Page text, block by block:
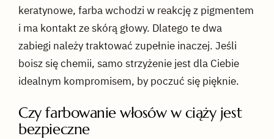
keratynowe, farba wchodzi w reakcję z pigmentem
i ma kontakt ze skórą głowy. Dlatego te dwa
zabiegi należy traktować zupełnie inaczej. Jeśli
boisz się chemii, samo strzyżenie jest dla Ciebie
idealnym kompromisem, by poczuć się pięknie.
Czy farbowanie włosów w ciąży jest
bezpieczne